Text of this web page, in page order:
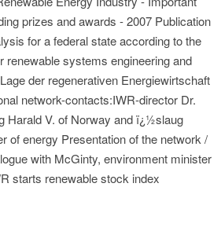
prizes and awards - 2007 Publication
for a federal state according to the
renewable systems engineering and
der regenerativen Energiewirtschaft
network-contacts:IWR-director Dr.
Harald V. of Norway and ï¿½slaug
of energy Presentation of the network /
with McGinty, environment minister
starts renewable stock index